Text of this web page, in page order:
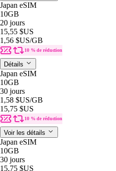
Japan eSIM
10GB
20 jours
15,55 $US
1,56 $US/GB
10 % de réduction
Détails
Japan eSIM
10GB
30 jours
1,58 $US/GB
15,75 $US
10 % de réduction
Voir les détails
Japan eSIM
10GB
30 jours
15,75 $US